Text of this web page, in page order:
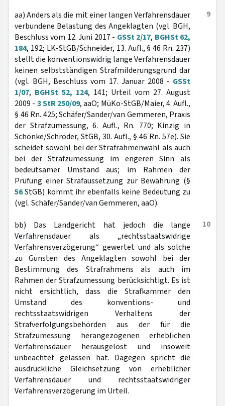
9
aa) Anders als die mit einer langen Verfahrensdauer
verbundene Belastung des Angeklagten (vgl. BGH,
Beschluss vom 12. Juni 2017 - GSSt 2/17, BGHSt 62,
184, 192; LK-StGB/Schneider, 13. Aufl., § 46 Rn. 237)
stellt die konventionswidrig lange Verfahrensdauer
keinen selbstständigen Strafmilderungsgrund dar
(vgl. BGH, Beschluss vom 17. Januar 2008 - GSSt
1/07, BGHSt 52, 124, 141; Urteil vom 27. August
2009 - 3 StR 250/09, aaO; MüKo-StGB/Maier, 4. Aufl.,
§ 46 Rn. 425; Schäfer/Sander/van Gemmeren, Praxis
der Strafzumessung, 6. Aufl., Rn. 770; Kinzig in
Schönke/Schröder, StGB, 30. Aufl., § 46 Rn. 57e). Sie
scheidet sowohl bei der Strafrahmenwahl als auch
bei der Strafzumessung im engeren Sinn als
bedeutsamer Umstand aus; im Rahmen der
Prüfung einer Strafaussetzung zur Bewährung (§
56StGB) kommt ihr ebenfalls keine Bedeutung zu
(vgl. Schäfer/Sander/van Gemmeren, aaO).
10
bb) Das Landgericht hat jedoch die lange
Verfahrensdauer als „rechtsstaatswidrige
Verfahrensverzögerung“ gewertet und als solche
zu Gunsten des Angeklagten sowohl bei der
Bestimmung des Strafrahmens als auch im
Rahmen der Strafzumessung berücksichtigt. Es ist
nicht ersichtlich, dass die Strafkammer den
Umstand des konventions- und
rechtsstaatswidrigen Verhaltens der
Strafverfolgungsbehörden aus der für die
Strafzumessung herangezogenen erheblichen
Verfahrensdauer herausgelöst und insoweit
unbeachtet gelassen hat. Dagegen spricht die
ausdrückliche Gleichsetzung von erheblicher
Verfahrensdauer und rechtsstaatswidriger
Verfahrensverzögerung im Urteil.